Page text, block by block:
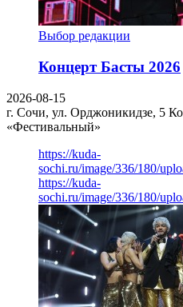
Выбор редакции
Концерт Басты 2026
2026-08-15
г. Сочи, ул. Орджоникидзе, 5
«Фестивальный»
https://kuda-
sochi.ru/image/336/180/
https://kuda-
sochi.ru/image/336/180/